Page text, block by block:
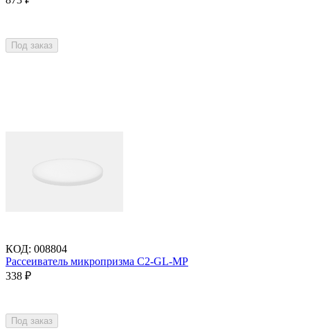
Под заказ
КОД: 008804
Рассеиватель микропризма C2-GL-MP
338 ₽
Под заказ